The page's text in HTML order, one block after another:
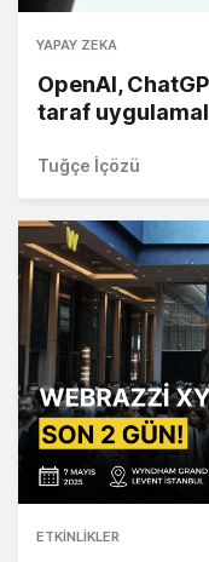
YAPAY ZEKA
OpenAI,
taraf
Tuğçe İçözü
ETKINLIKLER